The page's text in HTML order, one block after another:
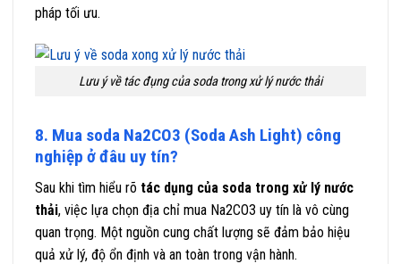
pháp tối ưu.
Lưu ý về tác đụng của soda trong xử lý nước thải
8. Mua soda Na2CO3 (Soda Ash Light) công
nghiệp ở đâu uy tín?
Sau khi tìm hiểu rõ tác dụng của soda trong xử lý nước
thải, việc lựa chọn địa chỉ mua Na2CO3 uy tín là vô cùng
quan trọng. Một nguồn cung chất lượng sẽ đảm bảo hiệu
quả xử lý, độ ổn định và an toàn trong vận hành.